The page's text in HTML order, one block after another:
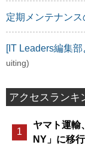
定期メンテナン
[IT Leaders編集
uiting)
アクセスランキ
ヤマト運輸
NY」に移